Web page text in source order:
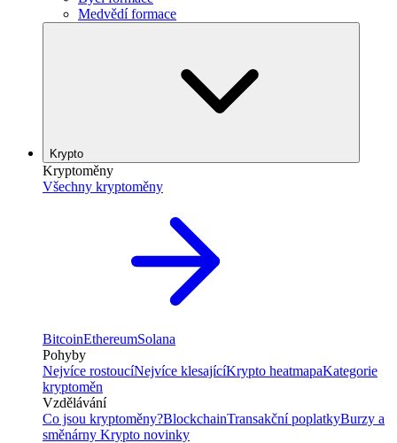
Medvědí formace
Krypto
Kryptoměny
Všechny kryptoměny
BitcoinEthereumSolana
Pohyby
Nejvíce rostoucíNejvíce klesajícíKrypto heatmapaKategorie
kryptoměn
Vzdělávání
Co jsou kryptoměny?BlockchainTransakční poplatkyBurzy a
směnárny Krypto novinky